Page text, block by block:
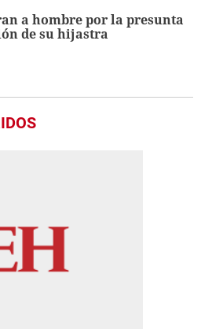
a hombre por la presunta
de su hijastra